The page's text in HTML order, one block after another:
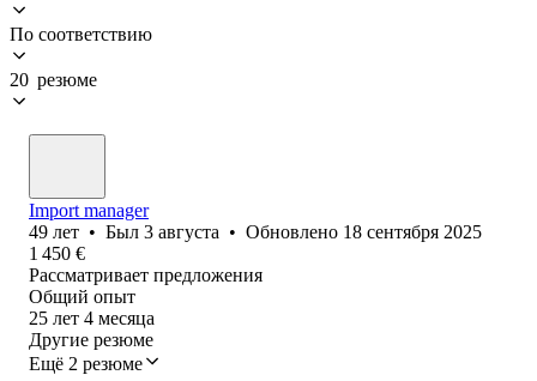
По соответствию
20 резюме
Import manager
49 лет • Был 3 августа • Обновлено 18 сентября 2025
1 450 €
Рассматривает предложения
Общий опыт
25 лет 4 месяца
Другие резюме
Ещё 2 резюме